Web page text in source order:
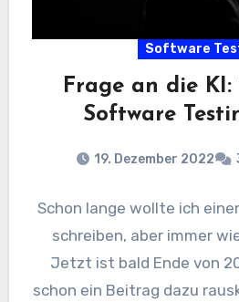
Software
Frage an die KI:
Software
19. Dezember 2022
Schon lange wollte ich
schreiben, aber immer
Jetzt ist bald Ende von
schon ein Beitrag dazu